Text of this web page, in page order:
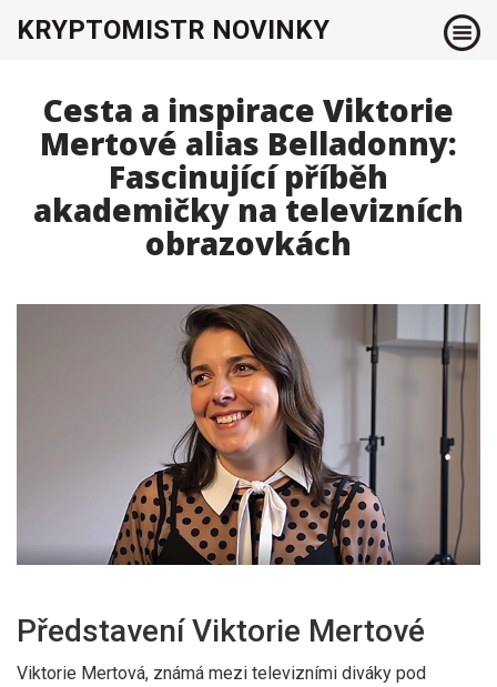
KRYPTOMISTR NOVINKY
Cesta a inspirace Viktorie
Mertové alias Belladonny:
Fascinující příběh
akademičky na televizních
obrazovkách
Představení Viktorie Mertové
Viktorie Mertová, známá mezi televizními diváky pod